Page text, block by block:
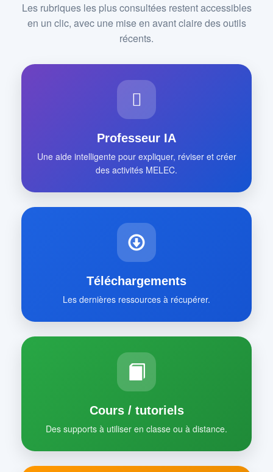
Les rubriques les plus consultées restent accessibles
en un clic, avec une mise en avant claire des outils
récents.
Professeur IA
Une aide intelligente pour expliquer, réviser et créer
des activités MELEC.
Téléchargements
Les dernières ressources à récupérer.
Cours / tutoriels
Des supports à utiliser en classe ou à distance.